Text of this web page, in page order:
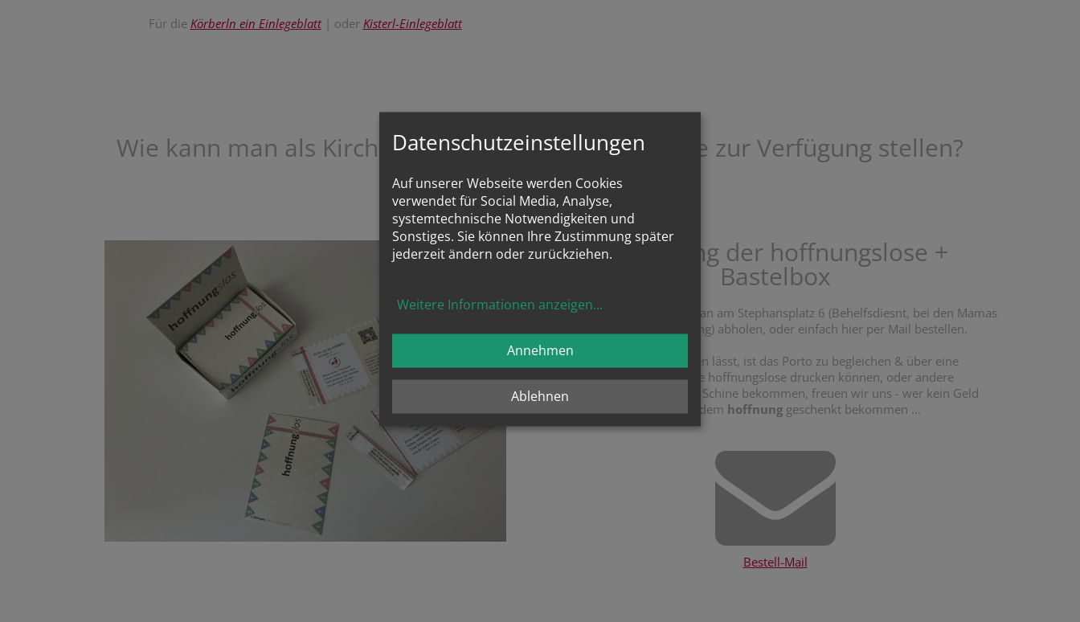
Für die Körberln ein Einlegeblatt| oder Kisterl-Einlegeblatt
Wie kann man als Kirch-Gemeinde die hoffnungslose zur Verfügung stellen?
Bestellung der hoffnungslose +
Bastelbox
Diehoffnung
kann man am Stephansplatz 6 (Behelfsdiesnt, bei den Mamas
von der St. Elisabeth-Stiftung) abholen, oder einfach hier per Mail bestellen.
Wenn man es sich zusenden lässt, ist das Porto zu begleichen & über eine
Spende, mit der wir weitere hoffnungslose drucken können, oder andere
Offene-Kirche-Projekte auf Schine bekommen, freuen wir uns - wer kein Geld
geben kann, soll aber trotzdem hoffnung geschenkt bekommen ...
Bestell-Mail
Datenschutzeinstellungen
Auf unserer Webseite werden Cookies
verwendet für Social Media, Analyse,
systemtechnische Notwendigkeiten und
Sonstiges. Sie können Ihre Zustimmung später
jederzeit ändern oder zurückziehen.
Weitere Informationen anzeigen...
Ablehnen
Annehmen